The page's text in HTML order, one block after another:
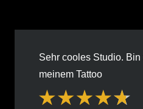
Sehr cooles Studio.
meinem Tattoo